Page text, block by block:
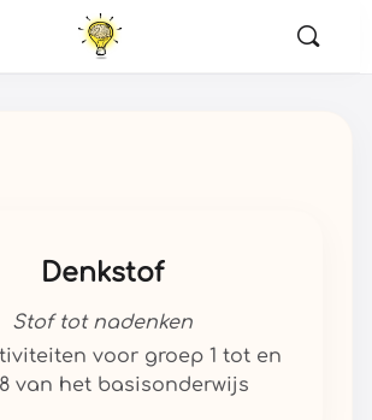
Denkstof
Stof tot nadenken
voor groep 1 tot en
van het basisonderwijs